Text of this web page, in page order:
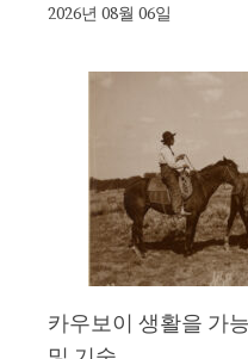
2026년 08월 06일
카우보이 생활을 가